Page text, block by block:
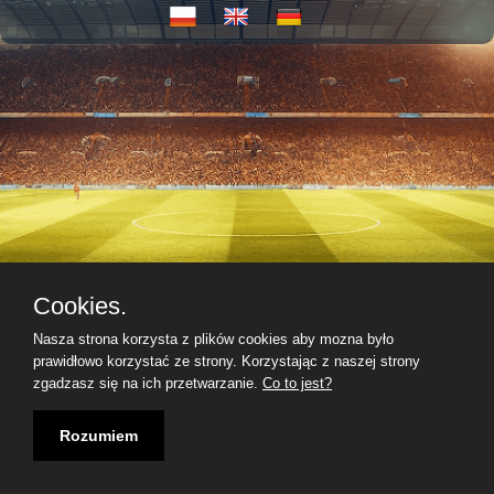
Cookies.
Nasza strona korzysta z plików cookies aby mozna było
prawidłowo korzystać ze strony. Korzystając z naszej strony
zgadzasz się na ich przetwarzanie. Co to jest?
Rozumiem